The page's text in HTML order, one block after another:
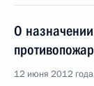
О
12 июня 2012